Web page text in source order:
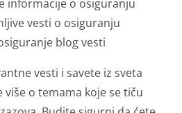
informacije o osiguranju
vesti o osiguranju
blog vesti
vesti i savete iz sveta
o temama koje se tiču